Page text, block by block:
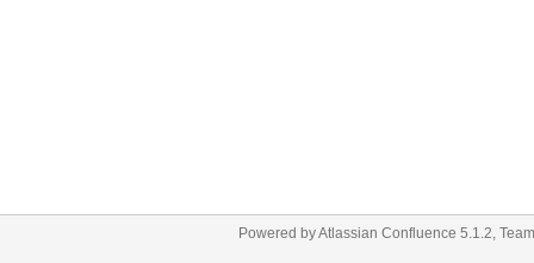
Powered byAtlassian Confluence 5.1.2,